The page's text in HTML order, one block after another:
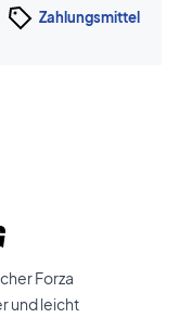
Zahlungsmittel
Forza
und leicht